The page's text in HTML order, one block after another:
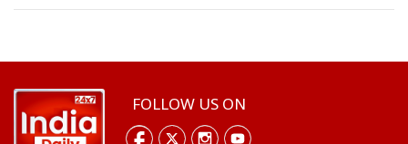
FOLLOW US ON